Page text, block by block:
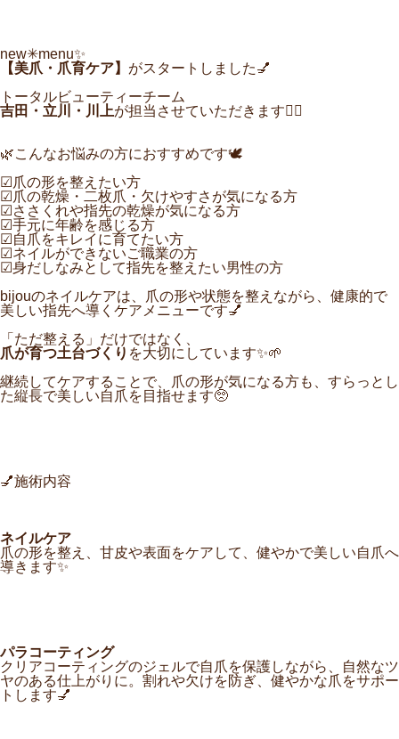
new✳︎menu✨
【美爪・爪育ケア】 がスタートしました💅
トータルビューティーチーム
吉田・立川・川上が担当させていただきます🙋‍♀️
🌿こんなお悩みの方におすすめです🕊️
☑︎爪の形を整えたい方
☑︎爪の乾燥・二枚爪・欠けやすさが気になる方
☑︎ささくれや指先の乾燥が気になる方
☑︎手元に年齢を感じる方
☑︎自爪をキレイに育てたい方
☑︎ネイルができないご職業の方
☑︎身だしなみとして指先を整えたい男性の方
bijouのネイルケアは、爪の形や状態を整えながら、健康的で
美しい指先へ導くケアメニューです💅
「ただ整える」だけではなく、
爪が育つ土台づくり を大切にしています✨🌱
継続してケアすることで、爪の形が気になる方も、すらっとし
た縦長で美しい自爪を目指せます🥺
💅施術内容
ネイルケア
爪の形を整え、甘皮や表面をケアして、健やかで美しい自爪へ
導きます✨
パラコーティング
クリアコーティングのジェルで自爪を保護しながら、自然なツ
ヤのある仕上がりに。割れや欠けを防ぎ、健やかな爪をサポー
トします💅